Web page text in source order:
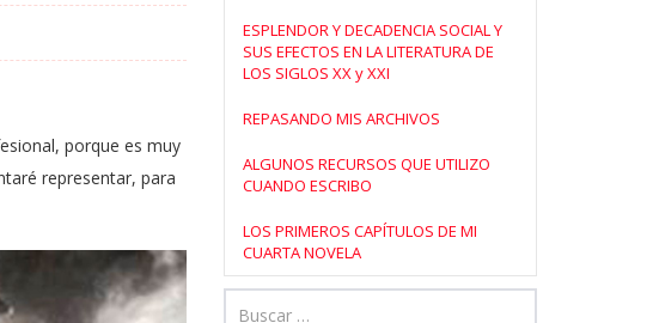
porque es muy
representar, para
ESPLENDOR Y DECADENCIA SOCIAL Y
SUS EFECTOS EN LA LITERATURA DE
LOS SIGLOS XX y XXI
REPASANDO MIS ARCHIVOS
ALGUNOS RECURSOS QUE UTILIZO
CUANDO ESCRIBO
LOS PRIMEROS CAPÍTULOS DE MI
CUARTA NOVELA